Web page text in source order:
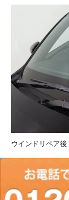
ウインドリペア後